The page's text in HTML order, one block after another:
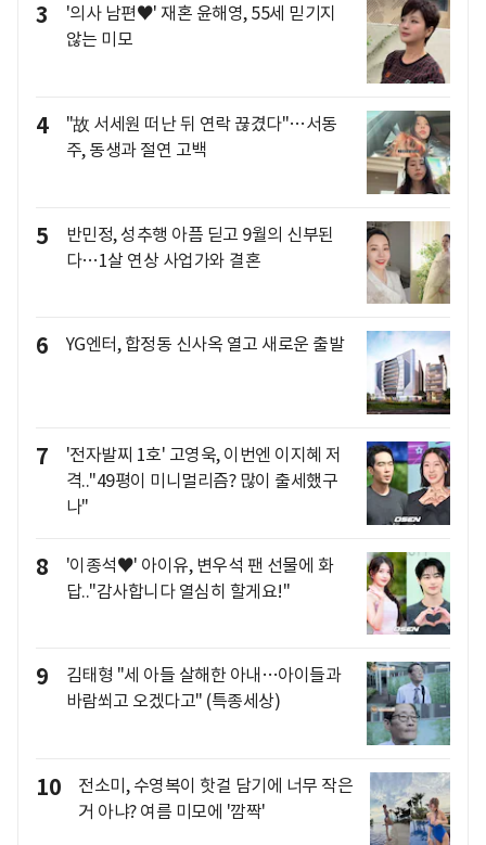
3
'의사 남편♥' 재혼 윤해영, 55세 믿기지
않는 미모
4
"故 서세원 떠난 뒤 연락 끊겼다"…서동
주, 동생과 절연 고백
5
반민정, 성추행 아픔 딛고 9월의 신부된
다…1살 연상 사업가와 결혼
6 YG엔터, 합정동 신사옥 열고 새로운 출발
7
'전자발찌 1호' 고영욱, 이번엔 이지혜 저
격.."49평이 미니멀리즘? 많이 출세했구
나"
8
'이종석♥' 아이유, 변우석 팬 선물에 화
답.."감사합니다 열심히 할게요!"
9
김태형 "세 아들 살해한 아내…아이들과
바람쐬고 오겠다고" (특종세상)
10
전소미, 수영복이 핫걸 담기에 너무 작은
거 아냐? 여름 미모에 '깜짝'